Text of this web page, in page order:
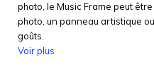
photo, le Music Frame peut
photo, un panneau artistique
goûts.
Voir plus